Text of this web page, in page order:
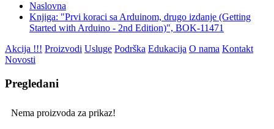
Naslovna
Knjiga: "Prvi koraci sa Arduinom, drugo izdanje (Getting
Started with Arduino - 2nd Edition)", BOK-11471
Akcija !!! Proizvodi Usluge Podrška Edukacija O nama Kontakt
Novosti
Pregledani
Nema proizvoda za prikaz!